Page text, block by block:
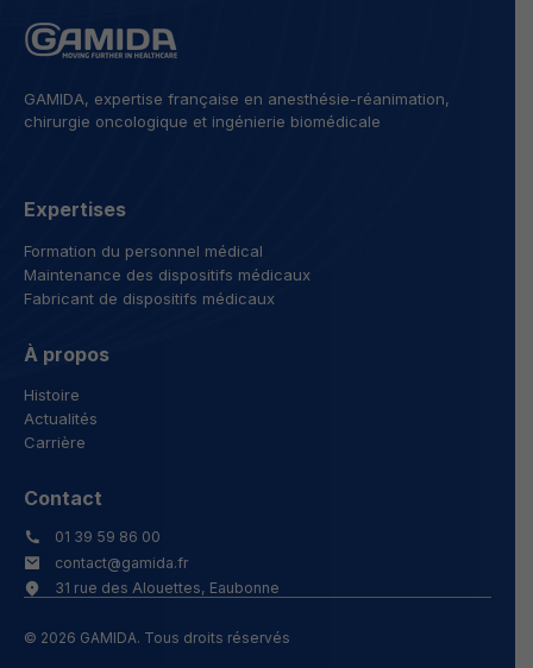
GAMIDA, expertise française en anesthésie-réanimation,
chirurgie oncologique et ingénierie biomédicale
Expertises
Formation du personnel médical
Maintenance des dispositifs médicaux
Fabricant de dispositifs médicaux
À propos
Histoire
Actualités
Carrière
Contact
01 39 59 86 00
contact@gamida.fr
31 rue des Alouettes, Eaubonne
© 2026 GAMIDA. Tous droits réservés